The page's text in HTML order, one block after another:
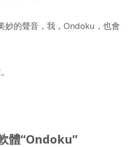
妙的聲音，我，Ondoku，也會
體“Ondoku”